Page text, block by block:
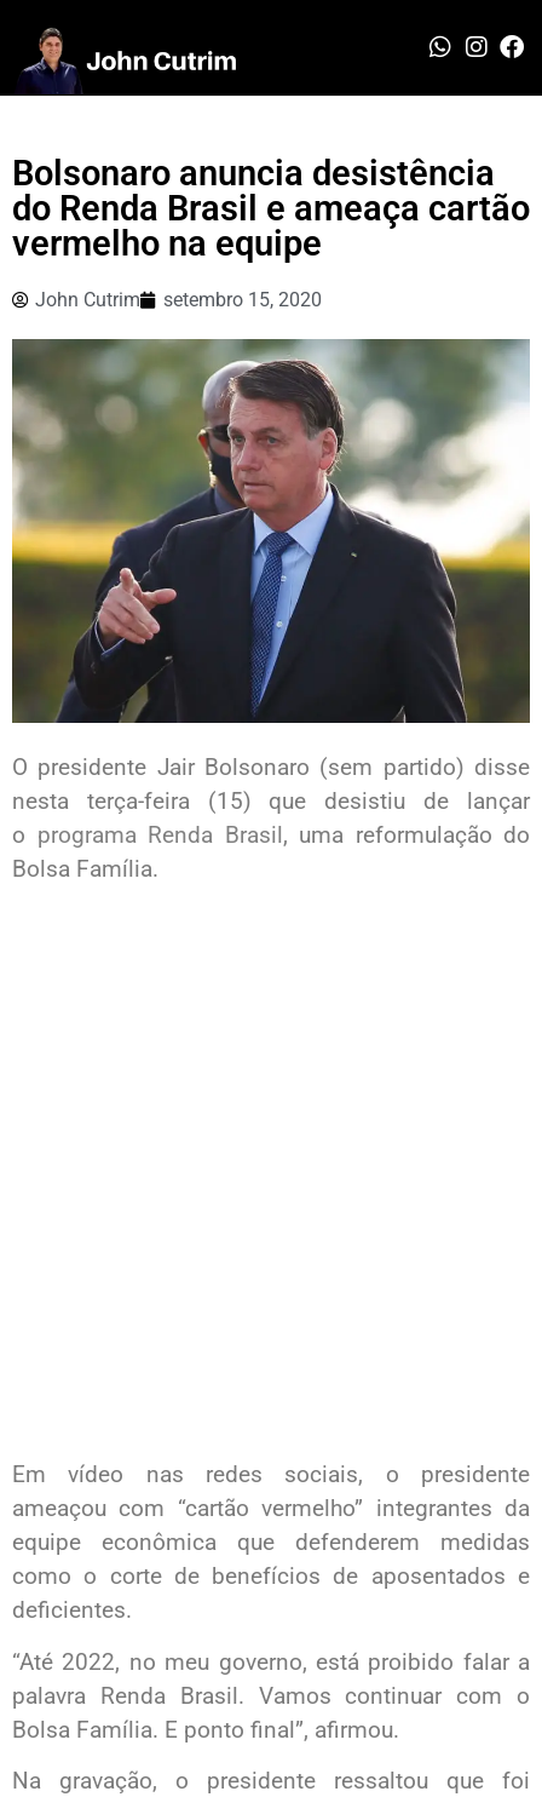
Bolsonaro anuncia desistência
do Renda Brasil e ameaça cartão
vermelho na equipe
John Cutrim setembro 15, 2020
O presidente Jair Bolsonaro (sem partido) disse
nesta terça-feira (15) que desistiu de lançar
o programa Renda Brasil, uma reformulação do
Bolsa Família.
​Em vídeo nas redes sociais, o presidente
ameaçou com “cartão vermelho” integrantes da
equipe econômica que defenderem medidas
como o corte de benefícios de aposentados e
deficientes.
“Até 2022, no meu governo, está proibido falar a
palavra Renda Brasil. Vamos continuar com o
Bolsa Família. E ponto final”, afirmou.
Na gravação, o presidente ressaltou que foi